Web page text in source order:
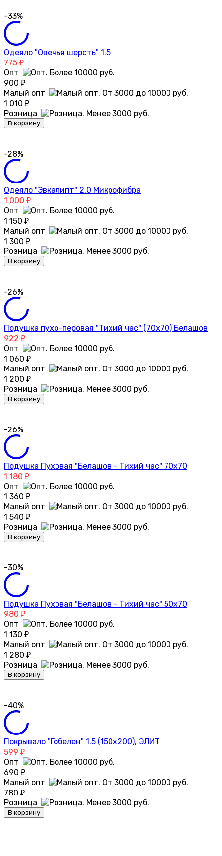
-33%
Одеяло "Овечья шерсть" 1.5
775 ₽
Опт
900 ₽
Малый опт
1 010 ₽
Розница
В корзину
-28%
Одеяло "Эвкалипт" 2.0 Микрофибра
1 000 ₽
Опт
1 150 ₽
Малый опт
1 300 ₽
Розница
В корзину
-26%
Подушка пухо-перовая "Тихий час" (70х70) Белашов
922 ₽
Опт
1 060 ₽
Малый опт
1 200 ₽
Розница
В корзину
-26%
Подушка Пуховая "Белашов - Тихий час" 70х70
1 180 ₽
Опт
1 360 ₽
Малый опт
1 540 ₽
Розница
В корзину
-30%
Подушка Пуховая "Белашов - Тихий час" 50х70
980 ₽
Опт
1 130 ₽
Малый опт
1 280 ₽
Розница
В корзину
-40%
Покрывало "Гобелен" 1.5 (150х200), ЭЛИТ
599 ₽
Опт
690 ₽
Малый опт
780 ₽
Розница
В корзину